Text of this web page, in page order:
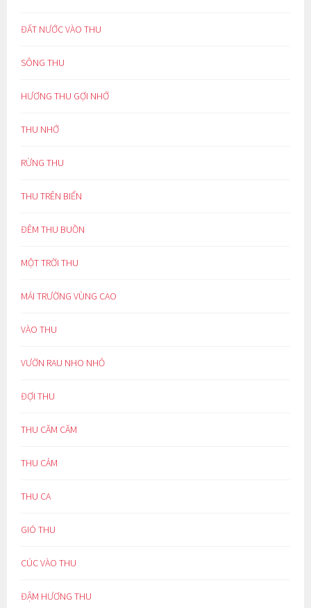
ĐẤT NƯỚC VÀO THU
SÔNG THU
HƯƠNG THU GỢI NHỚ
THU NHỚ
RỪNG THU
THU TRÊN BIỂN
ĐÊM THU BUỒN
MỘT TRỜI THU
MÁI TRƯỜNG VÙNG CAO
VÀO THU
VƯỜN RAU NHO NHỎ
ĐỢI THU
THU CĂM CĂM
THU CẢM
THU CA
GIÓ THU
CÚC VÀO THU
ĐẬM HƯƠNG THU